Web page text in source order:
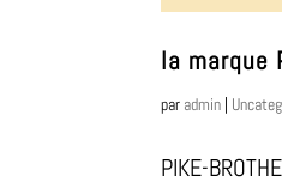
la marque
par admin |
PIKE-